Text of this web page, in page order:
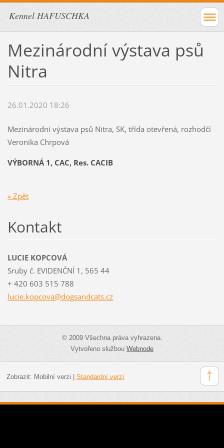
Kennel HAFUSCHKA
Mezinárodní výstava psů
Nitra
26.01.2020 18:26
Mezinárodní výstava psů Nitra, SK, třída otevřená, rozhodčí
Veronika Chrpová
VÝBORNÁ 1, CAC, Res. CACIB
« Zpět
Kontakt
LUCIE KOPCOVÁ
Sruby č. EVIDENČNÍ 1, 565 44
+ 420 603 515 788
lucie.kopcova@dogsandcats.cz
© 2009 Všechna práva vyhrazena.
Vytvořeno službouWebnode
Zobrazit: Mobilní verzi | Standardní verzi